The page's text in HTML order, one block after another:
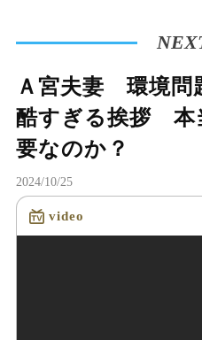
Ａ宮夫妻 環境問
酷すぎる挨拶 本
要なのか？
2024/10/25
video